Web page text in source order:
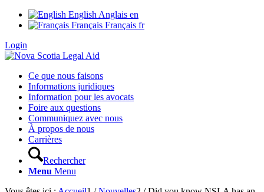
English Anglais en
Français Français fr
Login
Ce que nous faisons
Informations juridiques
Information pour les avocats
Foire aux questions
Communiquez avec nous
À propos de nous
Carrières
Rechercher
Menu Menu